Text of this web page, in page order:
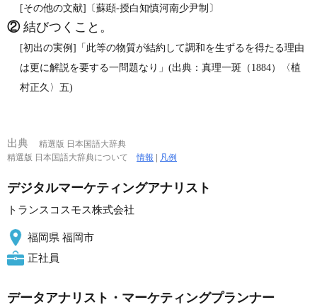
[その他の文献]〔蘇頲‐授白知慎河南少尹制〕
②結びつくこと。
[初出の実例]「此等の物質が結約して調和を生ずるを得たる理由
は更に解説を要する一問題なり」(出典：真理一斑（1884）〈植
村正久〉五)
出典
精選版 日本国語大辞典
精選版 日本国語大辞典について情報 凡例
デジタルマーケティングアナリスト
トランスコスモス株式会社
福岡県 福岡市
正社員
データアナリスト・マーケティングプランナー